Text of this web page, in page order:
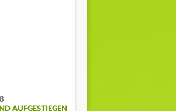
AUFGESTIEGEN